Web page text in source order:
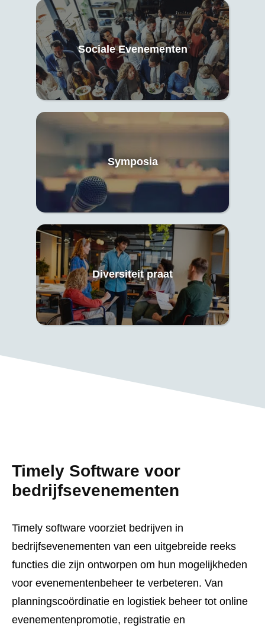
Sociale Evenementen
Symposia
Diversiteit praat
Timely Software voor
bedrijfsevenementen
Timely software voorziet bedrijven in
bedrijfsevenementen van een uitgebreide reeks
functies die zijn ontworpen om hun mogelijkheden
voor evenementenbeheer te verbeteren. Van
planningscoördinatie en logistiek beheer tot online
evenementenpromotie, registratie en